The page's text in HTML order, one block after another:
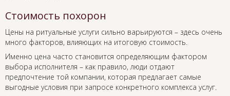
Стоимость похорон
Цены на ритуальные услуги сильно варьируются – здесь очень
много факторов, влияющих на итоговую стоимость.
Именно цена часто становится определяющим фактором
выбора исполнителя – как правило, люди отдают
предпочтение той компании, которая предлагает самые
выгодные условия при запросе конкретного комплекса услуг.